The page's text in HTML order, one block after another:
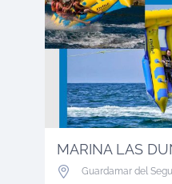
MARINA LAS
Guardamar del